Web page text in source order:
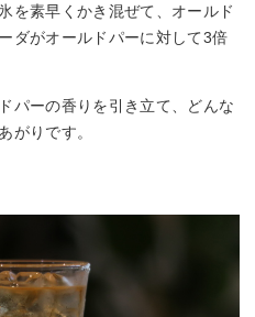
を素早くかき混ぜて、オールド
ダがオールドパーに対して3倍
パーの香りを引き立て、どんな
がりです。